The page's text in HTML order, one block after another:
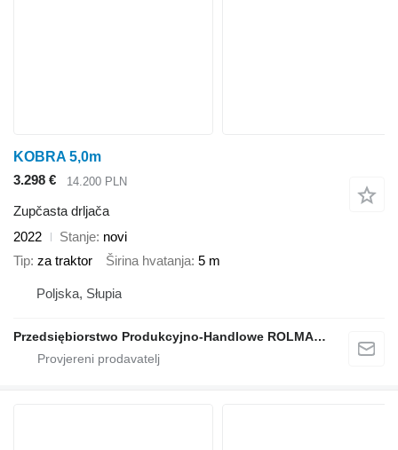
KOBRA 5,0m
3.298 €
14.200 PLN
Zupčasta drljača
2022
Stanje novi
Tip za traktor Širina hvatanja 5 m
Poljska, Słupia
Przedsiębiorstwo Produkcyjno-Handlowe ROLMAPOL Marcin Dziekan